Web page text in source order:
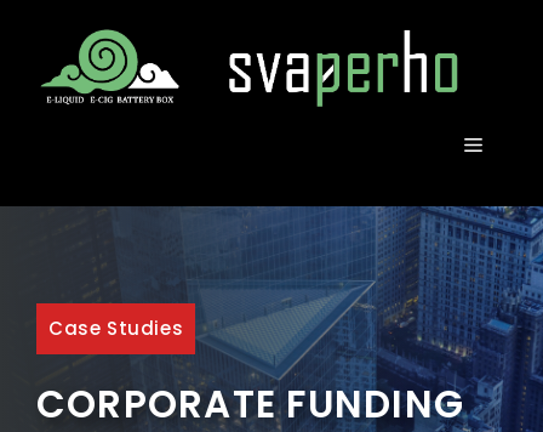
contenuto
MENU
Case Studies
CORPORATE FUNDING